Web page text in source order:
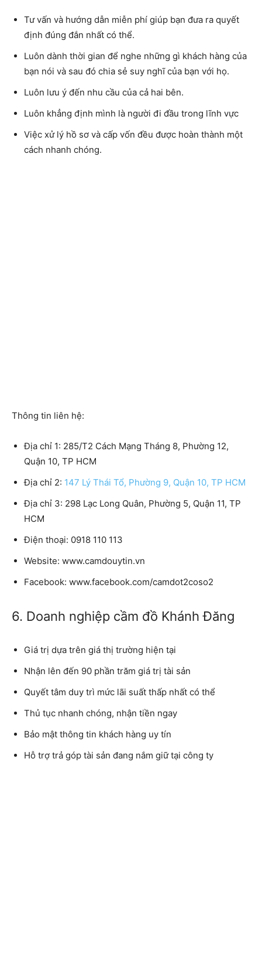
Tư vấn và hướng dẫn miễn phí giúp bạn đưa ra quyết
định đúng đắn nhất có thể.
Luôn dành thời gian để nghe những gì khách hàng của
bạn nói và sau đó chia sẻ suy nghĩ của bạn với họ.
Luôn lưu ý đến nhu cầu của cả hai bên.
Luôn khẳng định mình là người đi đầu trong lĩnh vực
Việc xử lý hồ sơ và cấp vốn đều được hoàn thành một
cách nhanh chóng.
Thông tin liên hệ:
Địa chỉ 1: 285/T2 Cách Mạng Tháng 8, Phường 12,
Quận 10, TP HCM
Địa chỉ 2: 147 Lý Thái Tổ, Phường 9, Quận 10, TP HCM
Địa chỉ 3: 298 Lạc Long Quân, Phường 5, Quận 11, TP
HCM
Điện thoại: 0918 110 113
Website: www.camdouytin.vn
Facebook: www.facebook.com/camdot2coso2
6. Doanh nghiệp cầm đồ Khánh Đăng
Giá trị dựa trên giá thị trường hiện tại
Nhận lên đến 90 phần trăm giá trị tài sản
Quyết tâm duy trì mức lãi suất thấp nhất có thể
Thủ tục nhanh chóng, nhận tiền ngay
Bảo mật thông tin khách hàng uy tín
Hỗ trợ trả góp tài sản đang nắm giữ tại công ty